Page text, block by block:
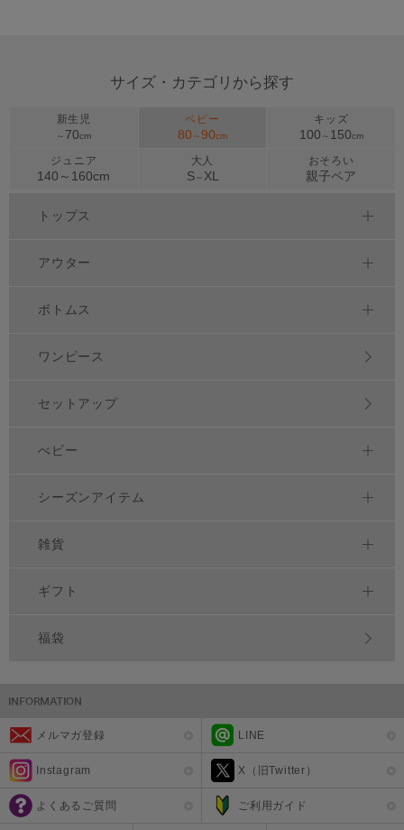
サイズ・カテゴリから探す
新生児
～ 70cm
ベビー
80 ～90cm
キッズ
100 ～ 150cm
ジュニア
140～ 160cm
大人
S～ XL
おそろい
親子ペア
トップス
アウター
ボトムス
ワンピース
セットアップ
べビー
シーズンアイテム
雑貨
ギフト
福袋
メルマガ登録 LINE
Instagram X（旧Twitter）
よくあるご質問 ご利用ガイド